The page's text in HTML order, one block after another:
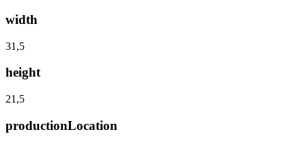
width
31,5
height
21,5
productionLocation